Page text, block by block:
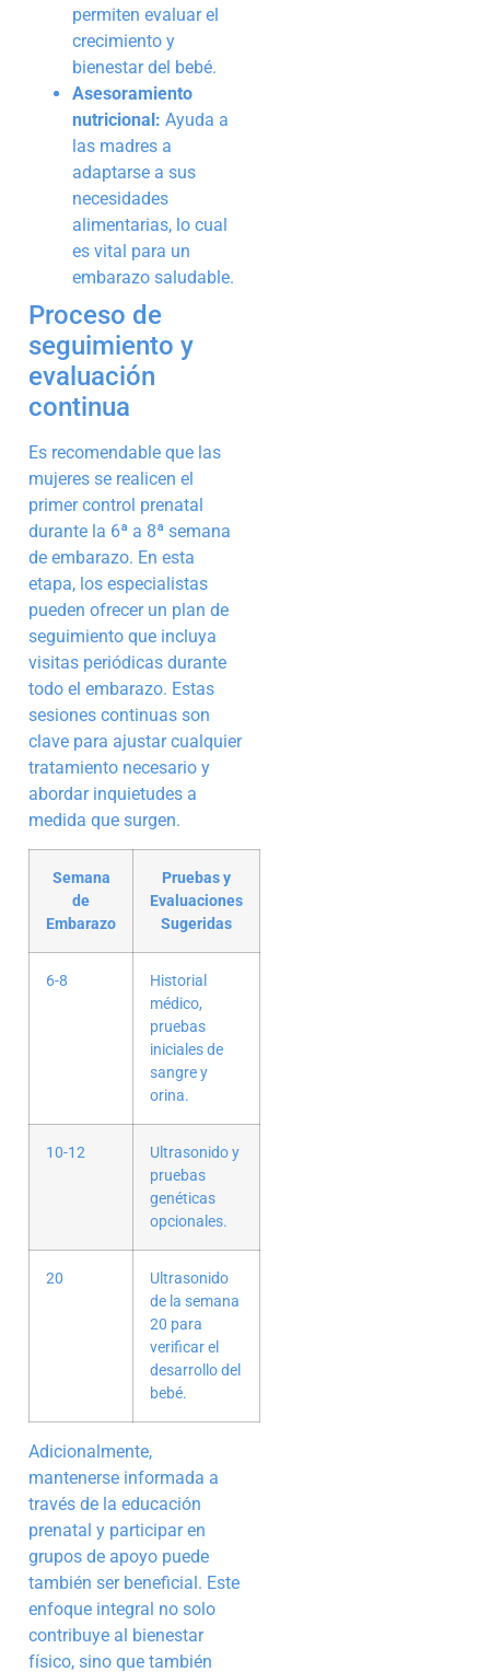
permiten evaluar el
crecimiento y
bienestar del bebé.
Asesoramiento
nutricional: Ayuda a
las madres a
adaptarse a sus
necesidades
alimentarias, lo cual
es vital para un
embarazo saludable.
Proceso de
seguimiento y
evaluación
continua
Es recomendable que las
mujeres se realicen el
primer control prenatal
durante la 6ª a 8ª semana
de embarazo. En esta
etapa, los especialistas
pueden ofrecer un plan de
seguimiento que incluya
visitas periódicas durante
todo el embarazo. Estas
sesiones continuas son
clave para ajustar cualquier
tratamiento necesario y
abordar inquietudes a
medida que surgen.
Semana
de
Embarazo
Pruebas y
Evaluaciones
Sugeridas
6-8
Historial
médico,
pruebas
iniciales de
sangre y
orina.
10-12
Ultrasonido y
pruebas
genéticas
opcionales.
20
Ultrasonido
de la semana
20 para
verificar el
desarrollo del
bebé.
Adicionalmente,
mantenerse informada a
través de la educación
prenatal y participar en
grupos de apoyo puede
también ser beneficial. Este
enfoque integral no solo
contribuye al bienestar
físico, sino que también